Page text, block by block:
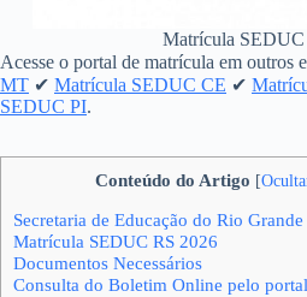
Matrícula
Acesse o portal de matrícula em outros
MT ✔ Matrícula SEDUC CE ✔
SEDUC PI.
Conteúdo do Artigo [
Secretaria de Educação do Rio
Matrícula SEDUC RS 2026
Documentos Necessários
Consulta do Boletim Online pelo